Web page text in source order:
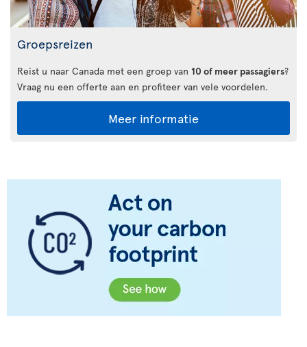
Groepsreizen
Reist u naar Canada met een groep van 10 of meer passagiers?
Vraag nu een offerte aan en profiteer van vele voordelen.
Meer informatie